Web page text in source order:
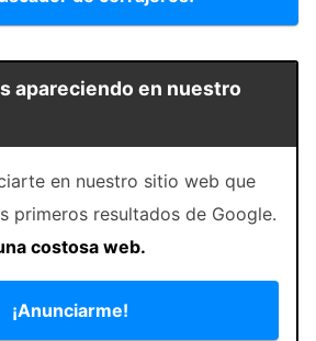
apareciendo en nuestro
en nuestro sitio web que
primeros resultados de Google.
costosa web.
¡Anunciarme!